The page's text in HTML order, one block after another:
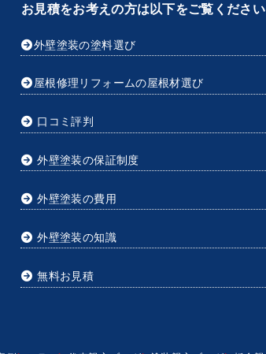
お見積をお考えの方は以下をご覧ください
外壁塗装の塗料選び
屋根修理リフォームの屋根材選び
口コミ評判
外壁塗装の保証制度
外壁塗装の費用
外壁塗装の知識
無料お見積